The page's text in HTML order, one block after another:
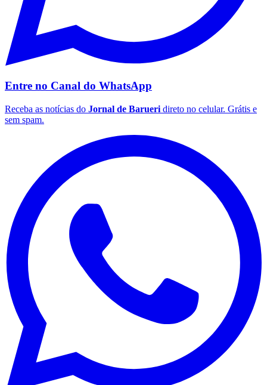
Entre no Canal do WhatsApp
Receba as notícias do Jornal de Barueri direto no celular. Grátis e
sem spam.